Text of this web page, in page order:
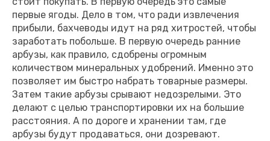
первые ягоды. Дело в том, что ради извлечения
прибыли, бахчеводы идут на ряд хитростей, чтобы
заработать побольше. В первую очередь ранние
арбузы, как правило, сдобрены огромным
количеством минеральных удобрений. Именно это
позволяет им быстро набрать товарные размеры.
Затем такие арбузы срывают недозрелыми. Это
делают с целью транспортировки их на большие
расстояния. А по дороге и хранении там, где
арбузы будут продаваться, они дозревают.